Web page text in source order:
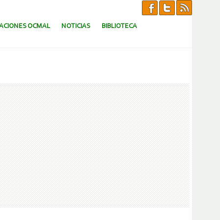
OCMAL NOTICIAS BIBLIOTECA